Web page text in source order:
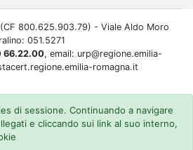
(CF 800.625.903.79) - Viale Aldo Moro
051.5271
66.22.00, email: urp@regione.emilia-
romagna.it
di sessione. Continuando a navigare
e cliccando sui link al suo interno,